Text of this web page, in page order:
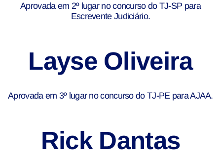
Aprovada em 2º lugar no concurso do TJ-SP para
Escrevente Judiciário.
Layse Oliveira
Aprovada em 3º lugar no concurso do TJ-PE para AJAA.
Rick Dantas